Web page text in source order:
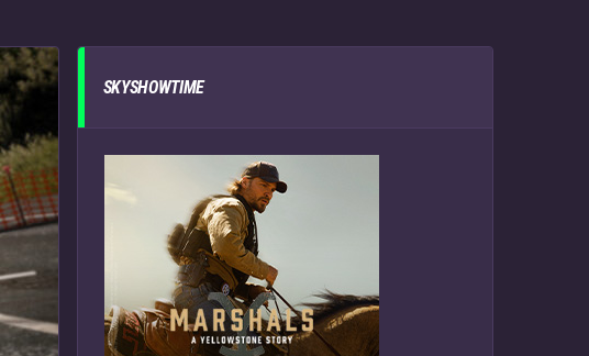
SKYSHOWTIME